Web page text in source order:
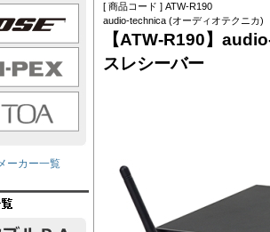
[ 商品コード ] ATW-R190
audio-technica (オーディオテクニカ)
【ATW-R190】
スレシーバー
ーカー一覧